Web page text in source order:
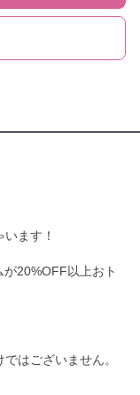
ます！
20%OFF以上おト
はございません。